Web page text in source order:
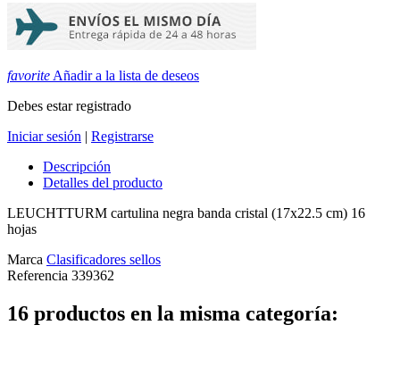
favorite Añadir a la lista de deseos
Debes estar registrado
Iniciar sesión | Registrarse
Descripción
Detalles del producto
LEUCHTTURM cartulina negra banda cristal (17x22.5 cm) 16
hojas
Marca Clasificadores sellos
Referencia 339362
16 productos en la misma categoría: